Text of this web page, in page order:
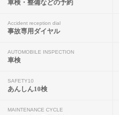
車検・整備などの予約
Accident reception dial
事故専用ダイヤル
AUTOMOBILE INSPECTION
車検
SAFETY10
あんしん10検
MAINTENANCE CYCLE